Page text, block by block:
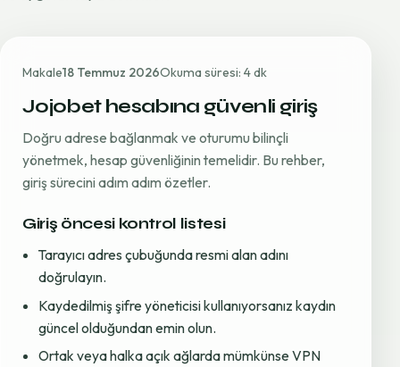
Makale18 Temmuz 2026Okuma süresi: 4 dk
Jojobet hesabına güvenli giriş
Doğru adrese bağlanmak ve oturumu bilinçli
yönetmek, hesap güvenliğinin temelidir. Bu rehber,
giriş sürecini adım adım özetler.
Giriş öncesi kontrol listesi
Tarayıcı adres çubuğunda resmi alan adını
doğrulayın.
Kaydedilmiş şifre yöneticisi kullanıyorsanız kaydın
güncel olduğundan emin olun.
Ortak veya halka açık ağlarda mümkünse VPN